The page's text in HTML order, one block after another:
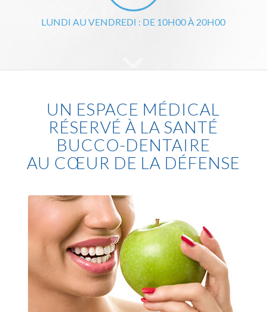
LUNDI AU VENDREDI : DE 10H00 À 20H00
UN ESPACE MÉDICAL
RÉSERVÉ À LA SANTÉ
BUCCO-DENTAIRE
AU CŒUR DE LA DÉFENSE
Implantologie dentaire La Défense